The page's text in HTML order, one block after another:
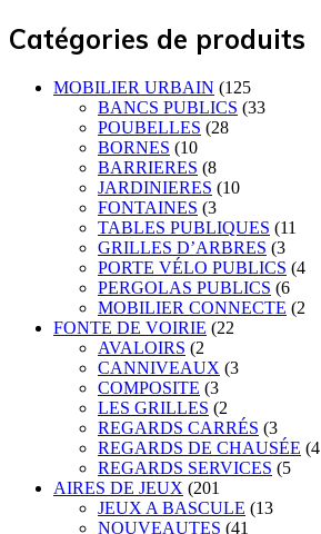
Catégories de produits
MOBILIER URBAIN (125
BANCS PUBLICS (33
POUBELLES (28
BORNES (10
BARRIERES (8
JARDINIERES (10
FONTAINES (3
TABLES PUBLIQUES (11
GRILLES D’ARBRES (3
PORTE VÉLO PUBLICS (4
PERGOLAS PUBLICS (6
MOBILIER CONNECTE (2
FONTE DE VOIRIE (22
AVALOIRS (2
CANNIVEAUX (3
COMPOSITE (3
LES GRILLES (2
REGARDS CARRÉS (3
REGARDS DE CHAUSÉE (4
REGARDS SERVICES (5
AIRES DE JEUX (201
JEUX A BASCULE (13
NOUVEAUTES (41